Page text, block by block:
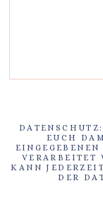
EUCH
VERARBEITET
KANN
DER